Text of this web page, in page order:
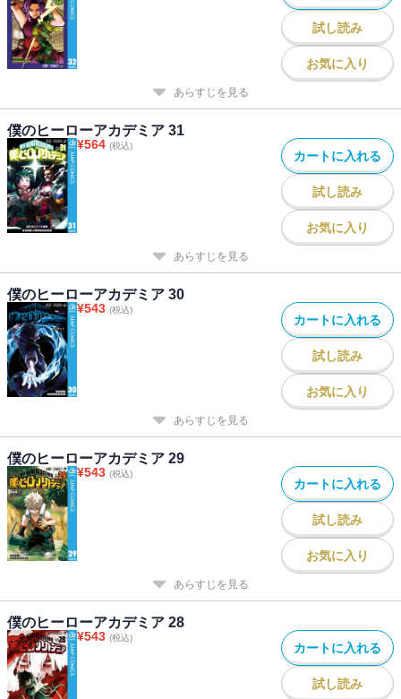
試し読み
お気に入り
あらすじを見る
僕のヒーローアカデミア 31
¥564 (税込)
カートに入れる
試し読み
お気に入り
あらすじを見る
僕のヒーローアカデミア 30
¥543 (税込)
カートに入れる
試し読み
お気に入り
あらすじを見る
僕のヒーローアカデミア 29
¥543 (税込)
カートに入れる
試し読み
お気に入り
あらすじを見る
僕のヒーローアカデミア 28
¥543 (税込)
カートに入れる
試し読み